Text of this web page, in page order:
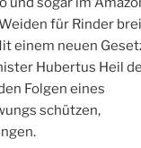
für Rinder
einem neuen
Hubertus Heil
Folgen eines
schützen,